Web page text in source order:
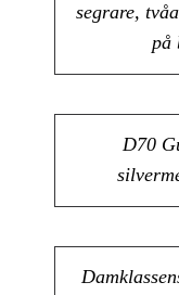
segrare,
på
D70